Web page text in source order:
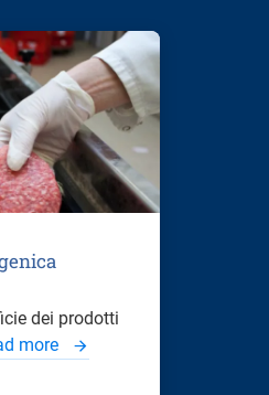
dei prodotti
more